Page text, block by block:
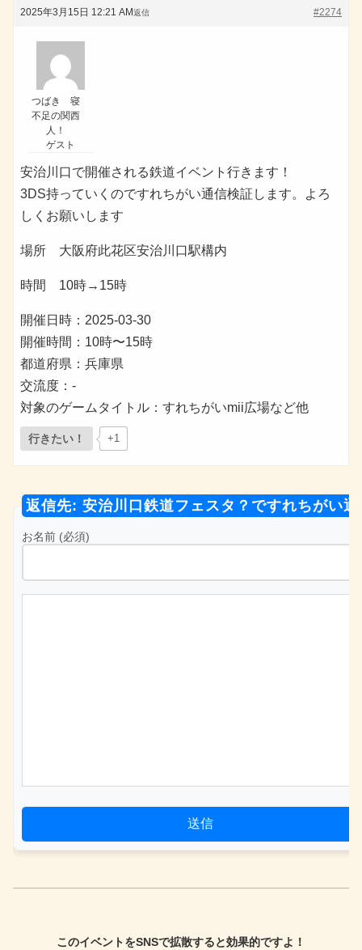
2025年3月15日 12:21 AM #2274
返信
つばき 寝
不足の関西
人！
ゲスト
安治川口で開催される鉄道イベント行きます！
3DS持っていくのですれちがい通信検証します。よろ
しくお願いします
場所 大阪府此花区安治川口駅構内
時間 10時→15時
開催日時：2025-03-30
開催時間：10時〜15時
都道府県：兵庫県
交流度：-
対象のゲームタイトル：すれちがいmii広場など他
行きたい！ +1
返信先: 安治川口鉄道フェスタ？ですれちがい通
お名前 (必須)
送信
このイベントをSNSで拡散すると効果的ですよ！